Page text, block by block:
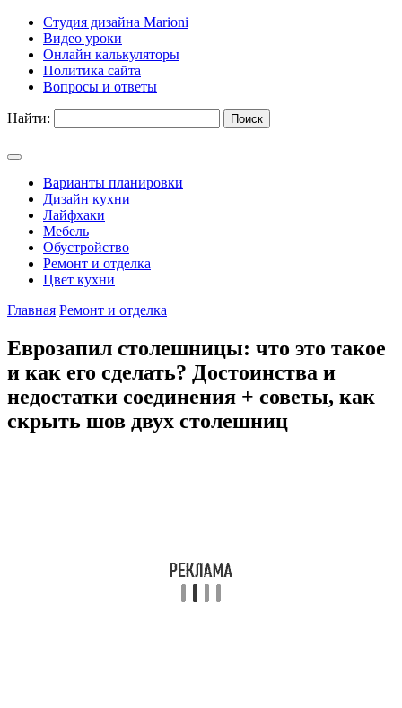
Студия дизайна Marioni
Видео уроки
Онлайн калькуляторы
Политика сайта
Вопросы и ответы
Найти:
Варианты планировки
Дизайн кухни
Лайфхаки
Мебель
Обустройство
Ремонт и отделка
Цвет кухни
Главная Ремонт и отделка
Еврозапил столешницы: что это такое
и как его сделать? Достоинства и
недостатки соединения + советы, как
скрыть шов двух столешниц